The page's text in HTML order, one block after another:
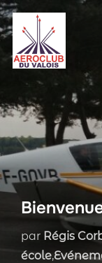
Aller
au
contenu
par Régis
école,